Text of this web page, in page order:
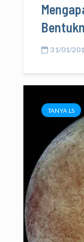
31/01/
TANYA LS